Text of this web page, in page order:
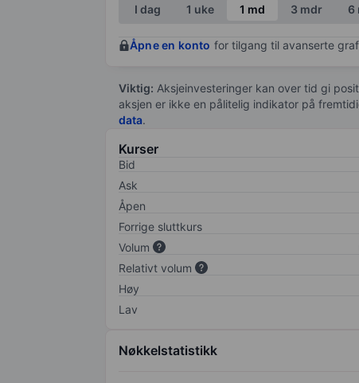
I dag 1 uke 1 md 3 mdr 6
Åpne en konto for tilgang til avanserte
Viktig: Aksjeinvesteringer kan over tid gi
aksjen er ikke en pålitelig indikator på
data.
Kurser
Bid
Ask
Åpen
Forrige sluttkurs
Volum
Relativt volum
Høy
Lav
Nøkkelstatistikk